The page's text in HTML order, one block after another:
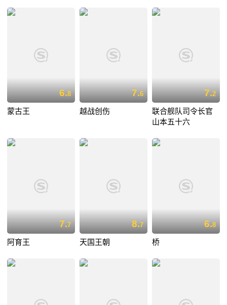
6.8
蒙古王
7.6
越战创伤
7.2
联合舰队司令长官
山本五十六
7.7
阿育王
8.7
天国王朝
6.8
桥